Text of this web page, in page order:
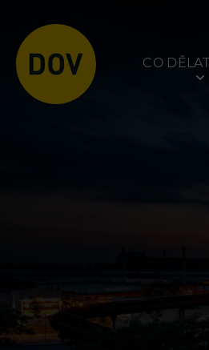
CO
Malý svět techniky U6
Dětský svět